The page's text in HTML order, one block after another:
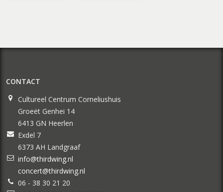
CONTACT
Cultureel Centrum Corneliushuis
Groeët Genhei 14
6413 GN Heerlen
Exdel 7
6373 AH Landgraaf
info@thirdwing.nl
concert@thirdwing.nl
06 - 38 30 21 20